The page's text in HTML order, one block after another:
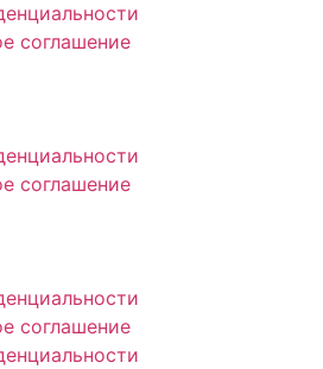
соглашение
соглашение
соглашение